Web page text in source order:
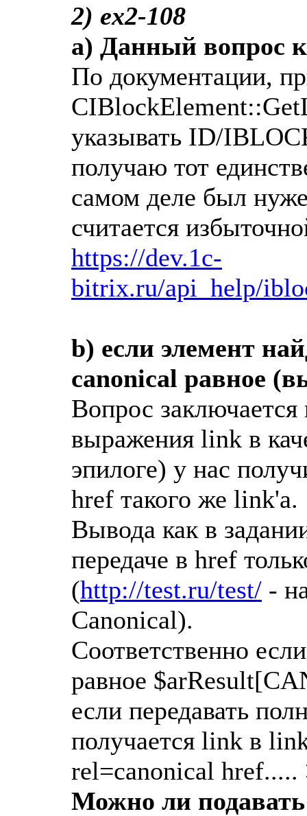
2) ex2-108
a) Данный вопрос
По документации,
указывать ID/
получаю тот
самом деле был
считается
https://dev.1c-
bitrix.ru/api_help/
b) если элемент
canonical равное
Вопрос
выражения link в
эпилоге) у нас
href такого же link'a.
Вывода как в
передаче в href
(http://test.ru/test/ -
Canonical).
Соответственно
равное
если передавать
получается link в
rel=canonical href.....
Можно ли